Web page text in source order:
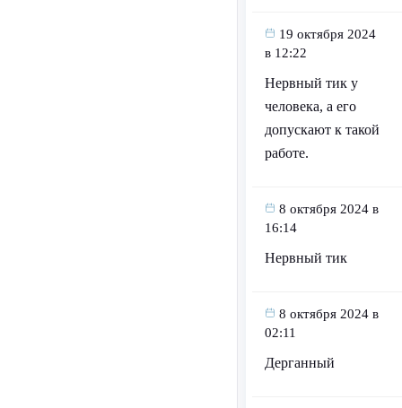
19 октября 2024
в 12:22
Нервный тик у
человека, а его
допускают к такой
работе.
8 октября 2024 в
16:14
Нервный тик
8 октября 2024 в
02:11
Дерганный